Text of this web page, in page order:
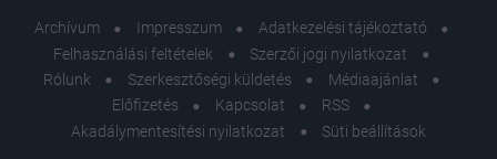
Archívum Impresszum
Adatkezelési tájékoztató
Felhasználási feltételek
Szerzői jogi nyilatkozat
Rólunk
Szerkesztőségi küldetés
Médiaajánlat
Előfizetés
Kapcsolat
RSS
Akadálymentesítési nyilatkozat
Süti beállítások